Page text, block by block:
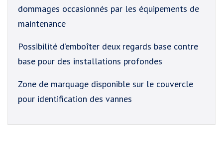
dommages occasionnés par les équipements de
maintenance
Possibilité d’emboîter deux regards base contre
base pour des installations profondes
Zone de marquage disponible sur le couvercle
pour identification des vannes